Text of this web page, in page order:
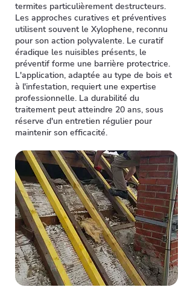
termites particulièrement destructeurs.
Les approches curatives et préventives
utilisent souvent le Xylophene, reconnu
pour son action polyvalente. Le curatif
éradique les nuisibles présents, le
préventif forme une barrière protectrice.
L'application, adaptée au type de bois et
à l'infestation, requiert une expertise
professionnelle. La durabilité du
traitement peut atteindre 20 ans, sous
réserve d'un entretien régulier pour
maintenir son efficacité.